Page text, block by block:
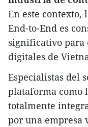
En este contexto,
End-to-End es
significativo para
digitales de
Especialistas del
plataforma como
totalmente
por una empresa